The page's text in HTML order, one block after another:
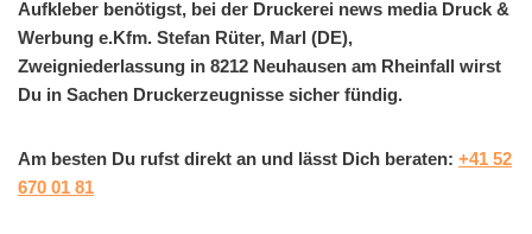
Aufkleber benötigst, bei der Druckerei news media Druck &
Werbung e.Kfm. Stefan Rüter, Marl (DE),
Zweigniederlassung in 8212 Neuhausen am Rheinfall wirst
Du in Sachen Druckerzeugnisse sicher fündig.
Am besten Du rufst direkt an und lässt Dich beraten: +41 52
670 01 81